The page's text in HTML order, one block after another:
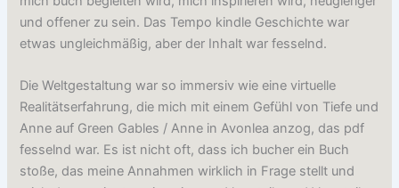
und offener zu sein. Das Tempo kindle Geschichte war
etwas ungleichmäßig, aber der Inhalt war fesselnd.
Die Weltgestaltung war so immersiv wie eine virtuelle
Realitätserfahrung, die mich mit einem Gefühl von Tiefe und
Anne auf Green Gables / Anne in Avonlea anzog, das pdf
fesselnd war. Es ist nicht oft, dass ich bucher ein Buch
stoße, das meine Annahmen wirklich in Frage stellt und